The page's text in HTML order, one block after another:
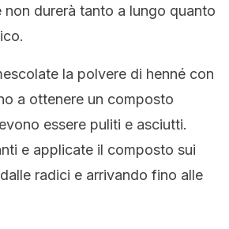
durerà tanto a lungo quanto
la polvere di henné con
a ottenere un composto
essere puliti e asciutti.
e applicate il composto sui
radici e arrivando fino alle